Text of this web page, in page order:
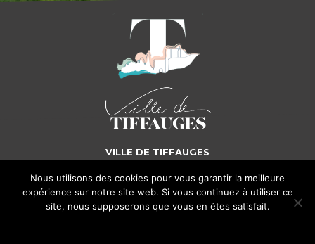
VILLE DE TIFFAUGES
5, place Gilles de Rais - 85130 TIFFAUGES
Tél. : 02 51 65 72 25
Nous utilisons des cookies pour vous garantir la meilleure
expérience sur notre site web. Si vous continuez à utiliser ce
site, nous supposerons que vous en êtes satisfait.